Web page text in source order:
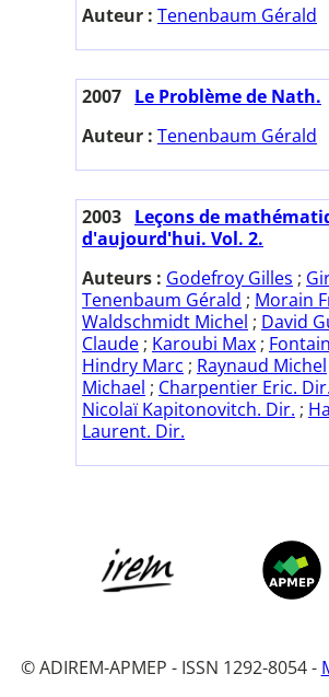
Auteur : Tenenbaum Gérald
2007 Le Problème de Nath.
Auteur : Tenenbaum Gérald
2003 Leçons de
d'aujourd'hui. Vol. 2.
Auteurs : Godefroy Gilles ;
Tenenbaum Gérald ; Morain
Waldschmidt Michel ; David
Claude ; Karoubi Max ;
Hindry Marc ; Raynaud Michel
Michael ; Charpentier Eric. Dir.
Nicolaï Kapitonovitch. Dir. ;
Laurent. Dir.
© ADIREM-APMEP - ISSN 1292-8054 -